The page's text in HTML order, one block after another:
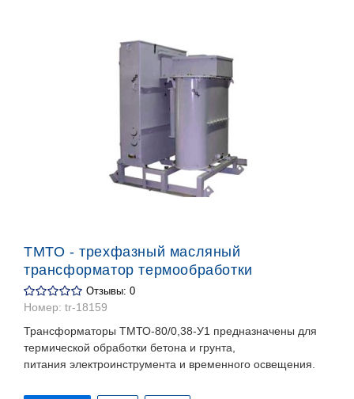
ТМТО - трехфазный масляный
трансформатор термообработки
Отзывы: 0
Номер: tr-18159
Трансформаторы ТМТО-80/0,38-У1 предназначены для
термической обработки бетона и грунта,
питания электроинструмента и временного освещения.